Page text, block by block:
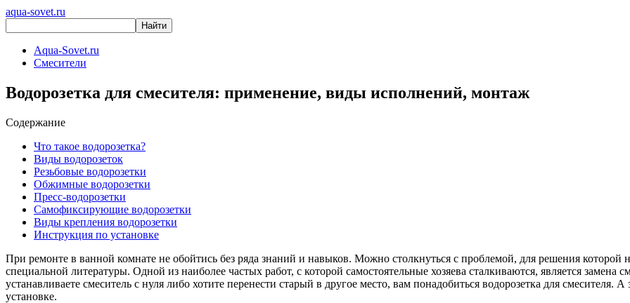
aqua-sovet.ru
Aqua-Sovet.ru
Смесители
Водорозетка для смесителя: применение, виды исполнений, монтаж
Содержание
Что такое водорозетка?
Виды водорозеток
Резьбовые водорозетки
Обжимные водорозетки
Пресс-водорозетки
Самофиксирующие водорозетки
Виды крепления водорозетки
Инструкция по установке
При ремонте в ванной комнате не обойтись без ряда знаний и навыков. Можно столкнуться с проблемой, для решения которой
специальной литературы. Одной из наиболее частых работ, с которой самостоятельные хозяева сталкиваются, является замена
устанавливаете смеситель с нуля либо хотите перенести старый в другое место, вам понадобиться водорозетка для смесителя.
установке.